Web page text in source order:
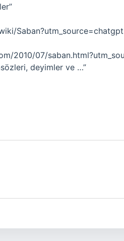
2010/07/
deyimler ve …”